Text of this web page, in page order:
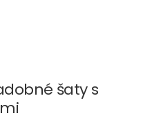
šaty s